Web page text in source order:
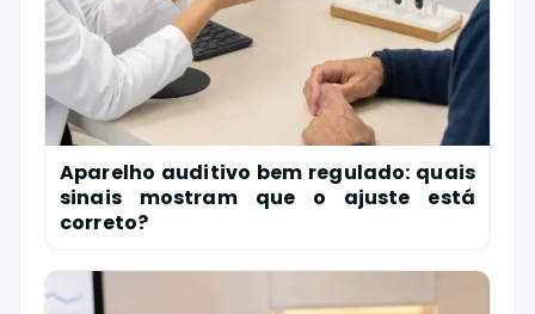
Aparelho auditivo bem regulado: quais
sinais mostram que o ajuste está
correto?